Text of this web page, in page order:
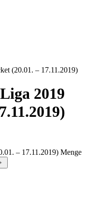
(20.01. – 17.11.2019)
2019
– 17.11.2019) Menge